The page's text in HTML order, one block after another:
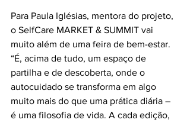
Para Paula Iglésias, mentora do projeto,
o SelfCare MARKET & SUMMIT vai
muito além de uma feira de bem-estar.
“É, acima de tudo, um espaço de
partilha e de descoberta, onde o
autocuidado se transforma em algo
muito mais do que uma prática diária –
é uma filosofia de vida. A cada edição,